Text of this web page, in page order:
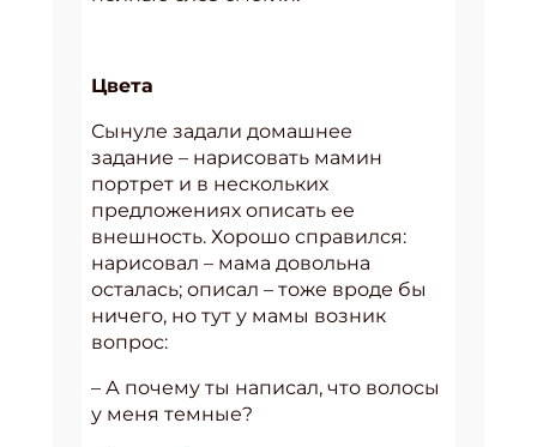
Цвета
Сынуле задали домашнее
задание – нарисовать мамин
портрет и в нескольких
предложениях описать ее
внешность. Хорошо справился:
нарисовал – мама довольна
осталась; описал – тоже вроде бы
ничего, но тут у мамы возник
вопрос:
– А почему ты написал, что волосы
у меня темные?